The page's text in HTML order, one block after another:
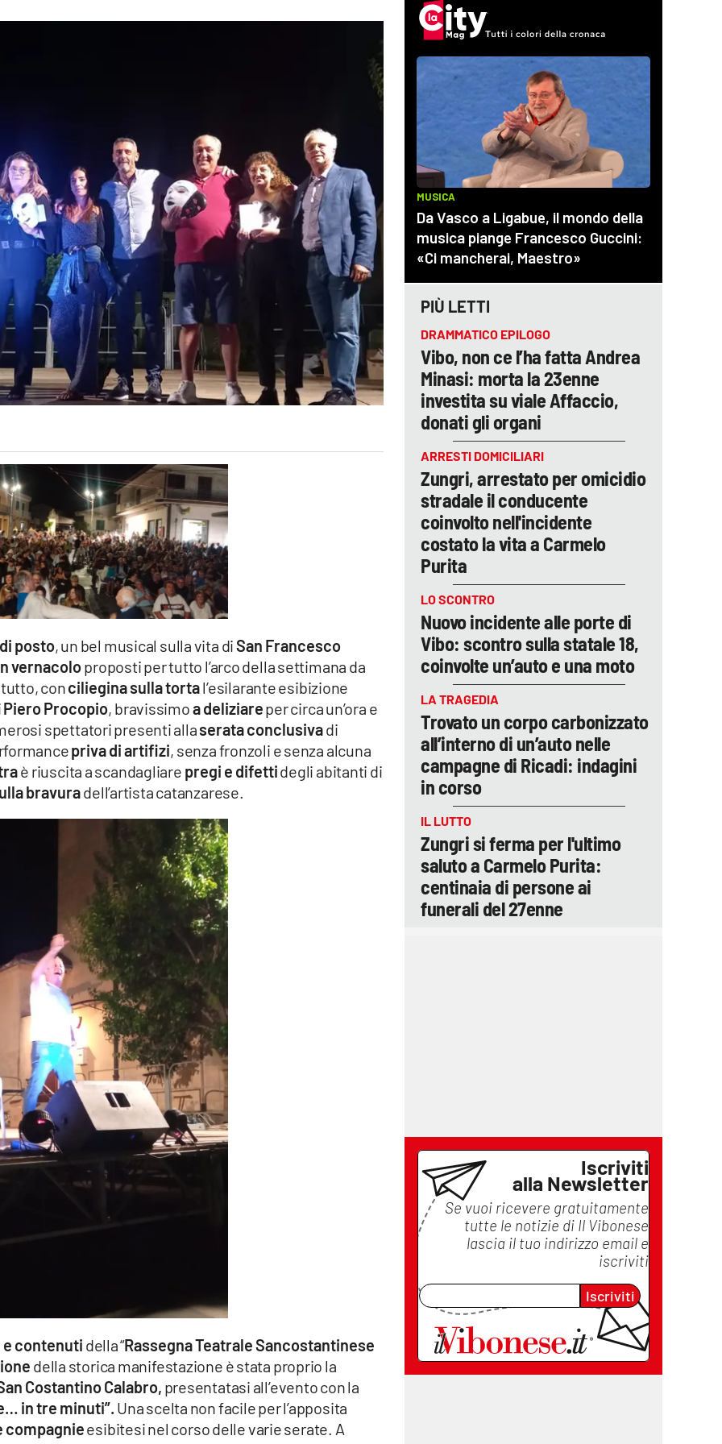
posto, un bel musical sulla vita diSan Francesco
vernacoloproposti per tutto l’arco della settimana da
tutto, conciliegina sulla tortal’esilarante esibizione
Piero Procopio, bravissimoa deliziareper circa un’ora e
spettatori presenti allaserata conclusivadi
priva di artifizi, senza fronzoli e senza alcuna
è riuscita a scandagliare pregi e difettidegli abitanti di
bravuradell’artista catanzarese.
contenuti della “Rassegna Teatrale Sancostantinese
della storica manifestazione è stata proprio la
Costantino Calabro, presentatasi all’evento con la
in tre minuti”. Una scelta non facile per l’apposita
compagnieesibitesi nel corso delle varie serate. A
PIÙ LETTI
DRAMMATICO EPILOGO
Vibo, non ce l’ha fatta Andrea
Minasi: morta la 23enne
investita su viale Affaccio,
donati gli organi
ARRESTI DOMICILIARI
Zungri, arrestato per omicidio
stradale il conducente
coinvolto nell'incidente
costato la vita a Carmelo
Purita
LO SCONTRO
Nuovo incidente alle porte di
Vibo: scontro sulla statale 18,
coinvolte un’auto e una moto
LA TRAGEDIA
Trovato un corpo carbonizzato
all’interno di un’auto nelle
campagne di Ricadi: indagini
in corso
IL LUTTO
Zungri si ferma per l'ultimo
saluto a Carmelo Purita:
centinaia di persone ai
funerali del 27enne
Iscriviti
alla Newsletter
Se vuoi ricevere gratuitamente
tutte le notizie di Il Vibonese
lascia il tuo indirizzo email e
iscriviti
Iscriviti